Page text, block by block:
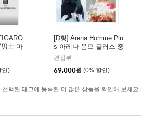
士 마
가라
08월 :
버 (A
장
인)
[D형] Arena Homme Plu
s 아레나 옴므 플러스 중
국 2026년 05월 : 라이즈
(RIIZE) 원빈 커버 (A형
잡지+B형 잡지+C형 잡
5장+인생네컷 1장)
편집부
69,000원 (0% 할인)
선택된 태그에 등록된 더 많은 상품을 확인해 보세요.